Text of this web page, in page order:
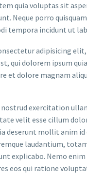
quia voluptas sit
Neque porro
tempora incidunt ut
adipisicing
qui dolorem ipsum
et dolore magnam
exercitation
velit esse cillum
deserunt mollit anim
laudantium,
explicabo. Nemo
eos qui ratione